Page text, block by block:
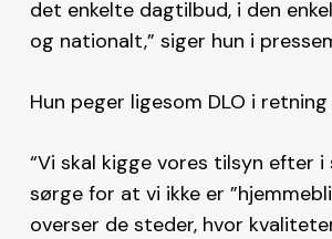
det enkelte dagtilbud, i den
og nationalt,” siger hun i
Hun peger ligesom DLO i
“Vi skal kigge vores tilsyn efter i
sørge for at vi ikke er
overser de steder, hvor